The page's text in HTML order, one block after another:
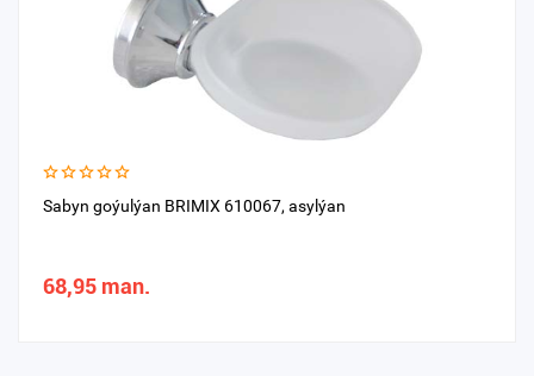
Sabyn goýulýan BRIMIX 610067, asylýan
68,95 man.